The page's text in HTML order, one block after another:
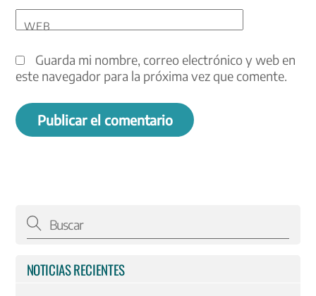
WEB
Guarda mi nombre, correo electrónico y web en
este navegador para la próxima vez que comente.
NOTICIAS RECIENTES